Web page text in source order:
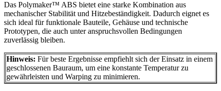
Das Polymaker™ ABS bietet eine starke Kombination aus
mechanischer Stabilität und Hitzebeständigkeit. Dadurch eignet es
sich ideal für funktionale Bauteile, Gehäuse und technische
Prototypen, die auch unter anspruchsvollen Bedingungen
zuverlässig bleiben.
Hinweis: Für beste Ergebnisse empfiehlt sich der Einsatz in einem
geschlossenen Bauraum, um eine konstante Temperatur zu
gewährleisten und Warping zu minimieren.